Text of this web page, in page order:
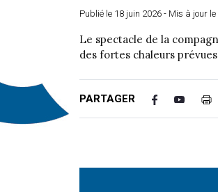
Publié le 18 juin 2026 - Mis à jour
Le spectacle de la
des fortes chaleurs
PARTAGER